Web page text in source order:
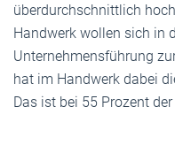
überdurchschnittlich
Handwerk wollen sich in
Unternehmensführung
hat im Handwerk dabei
Das ist bei 55 Prozent